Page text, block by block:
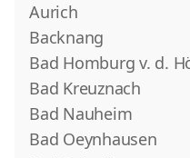
Aurich
Backnang
Bad Homburg v. d.
Bad Kreuznach
Bad Nauheim
Bad Oeynhausen